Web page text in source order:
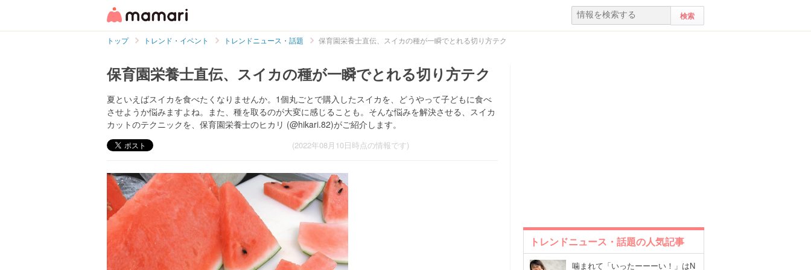
トップ トレンド・イベント トレンドニュース・話題 保育園栄養士直伝、スイカの種が一瞬でとれる切り方テク
保育園栄養士直伝、スイカの種が一瞬でとれる切り方テク
夏といえばスイカを食べたくなりませんか。1個丸ごとで購入したスイカを、どうやって子どもに食べ
させようか悩みますよね。また、種を取るのが大変に感じることも。そんな悩みを解決させる、スイカ
カットのテクニックを、保育園栄養士のヒカリ (@hikari.82)がご紹介します。
(2022年08月10日時点の情報です)
トレンドニュース・話題の人気記事
噛まれて「いったーーーい！」はN